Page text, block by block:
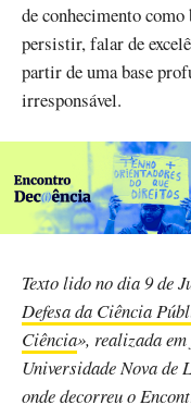
de conhecimento
persistir, falar de
partir de uma base
irresponsável.
Texto lido no dia 9 de
Defesa da Ciência
Ciência», realizada
Universidade Nova de
onde decorreu o